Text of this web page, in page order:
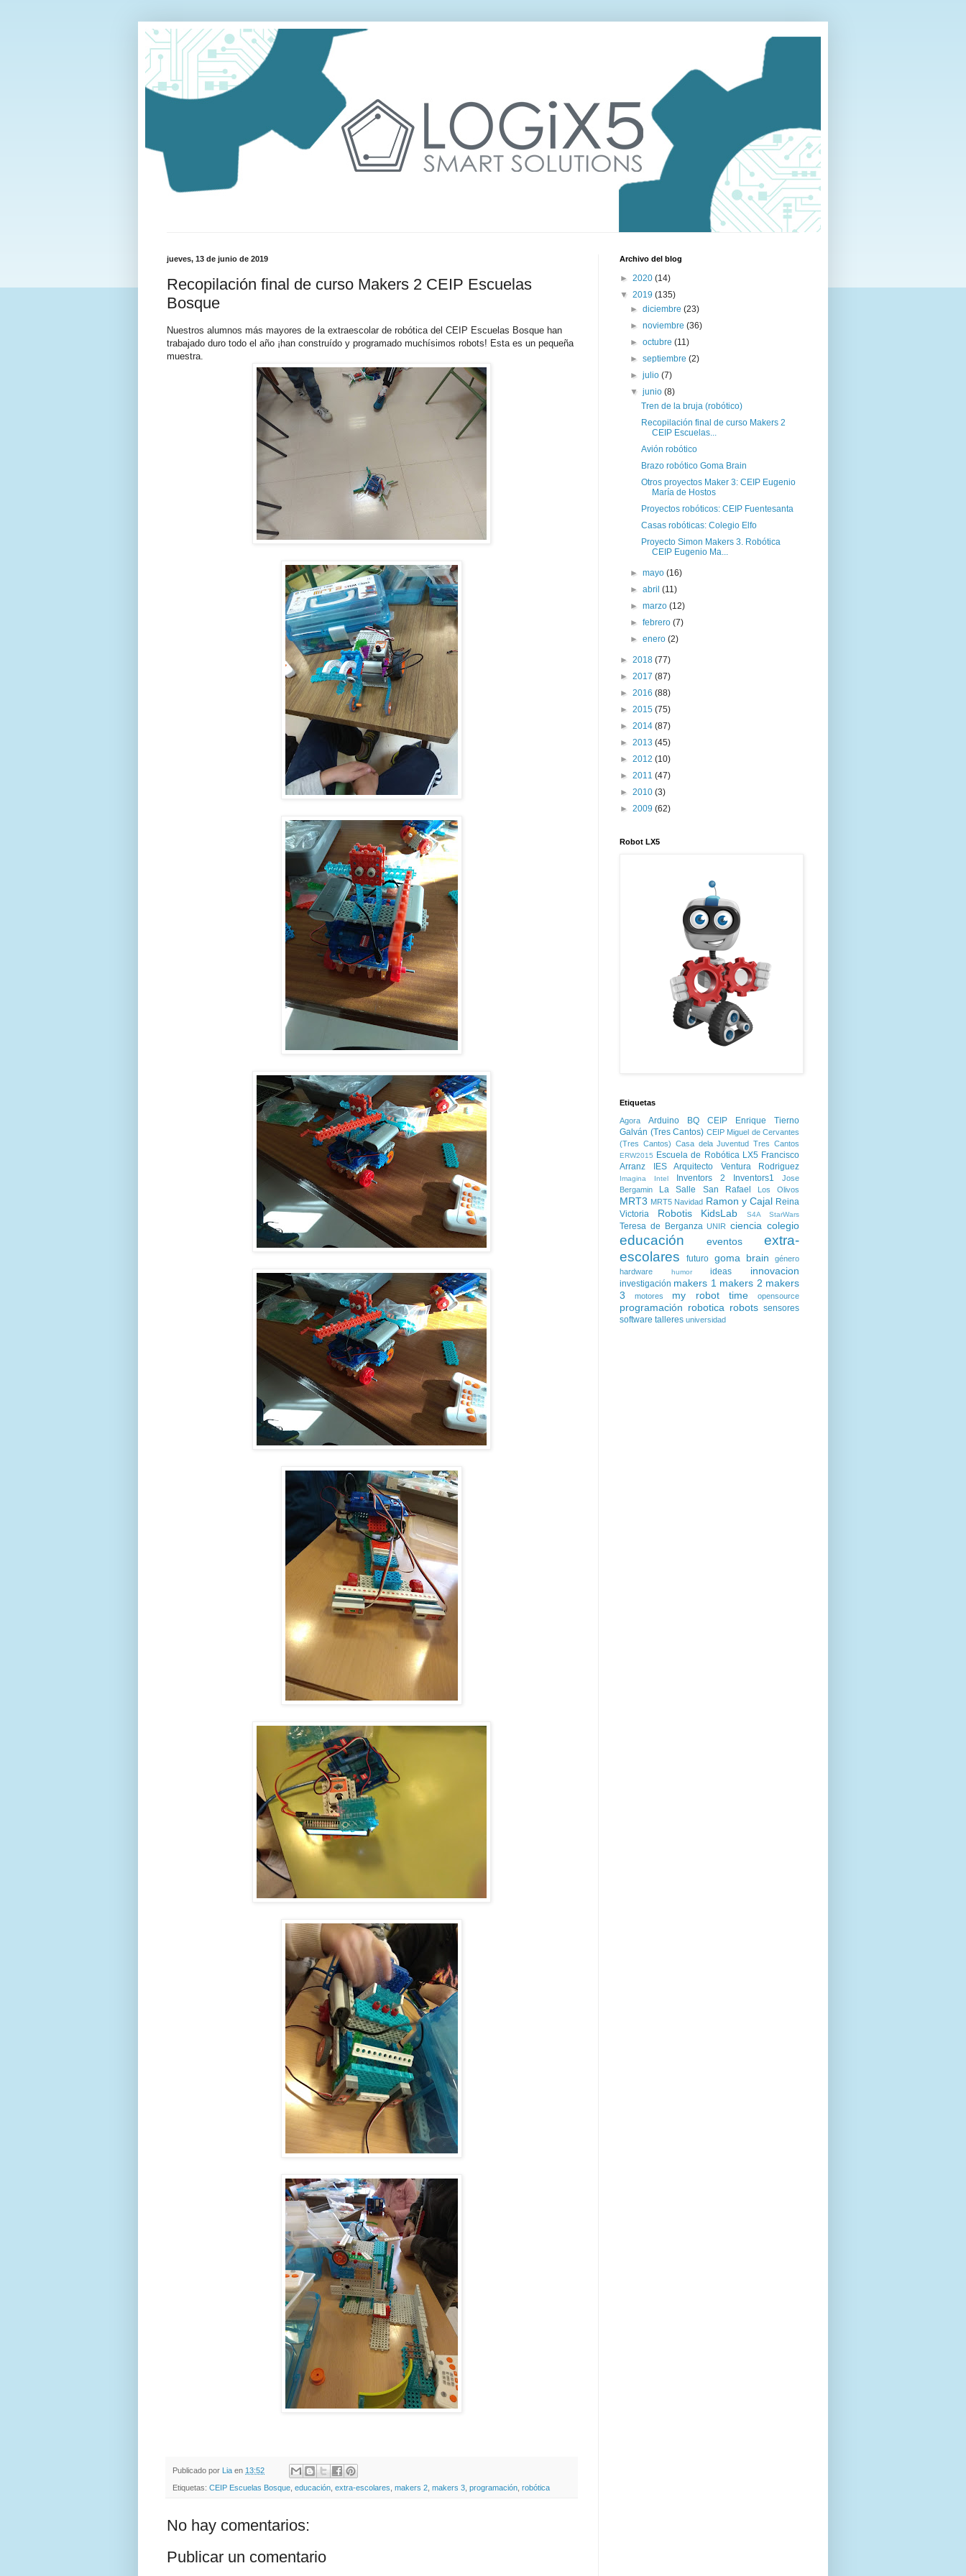
jueves, 13 de junio de 2019
Recopilación final de curso Makers 2 CEIP Escuelas
Bosque
Nuestros alumnos más mayores de la extraescolar de robótica del CEIP Escuelas Bosque han
trabajado duro todo el año ¡han construído y programado muchísimos robots! Esta es un pequeña
muestra.
Publicado por Lia en 13:52
Etiquetas: CEIP Escuelas Bosque educación extra-escolares makers 2 makers 3 programación robótica
No hay comentarios:
Publicar un comentario
Archivo del blog
► 2020 (14)
▼ 2019 (135)
►diciembre(23)
►noviembre(36)
►octubre(11)
►septiembre(2)
►julio(7)
▼junio(8)
Tren de la bruja (robótico)
Recopilación final de curso Makers 2
CEIP Escuelas...
Avión robótico
Brazo robótico Goma Brain
Otros proyectos Maker 3: CEIP Eugenio
María de Hostos
Proyectos robóticos: CEIP Fuentesanta
Casas robóticas: Colegio Elfo
Proyecto Simon Makers 3. Robótica
CEIP Eugenio Ma...
►mayo(16)
►abril(11)
►marzo(12)
►febrero(7)
►enero(2)
► 2018 (77)
► 2017 (87)
► 2016 (88)
► 2015 (75)
► 2014 (87)
► 2013 (45)
► 2012 (10)
► 2011 (47)
► 2010 (3)
► 2009 (62)
Robot LX5
Etiquetas
Agora Arduino BQ
CEIP Enrique Tierno
Galván (Tres Cantos) CEIP Miguel de Cervantes
(Tres Cantos) Casa dela Juventud Tres Cantos
ERW2015 Escuela de Robótica LX5 Francisco
Arranz
IES Arquitecto Ventura Rodriguez
Imagina Intel Inventors 2 Inventors1
Jose
Bergamin
La Salle San Rafael Los Olivos
MRT3 MRT5 Navidad Ramon y Cajal Reina
Victoria
Robotis KidsLab S4A StarWars
Teresa de Berganza UNIR ciencia colegio
educación eventos
extra-
escolares
futuro goma brain
género
hardware
humor ideas innovacion
investigación makers 1 makers 2 makers
3
motores my robot time opensource
programación robotica robots sensores
software talleres universidad